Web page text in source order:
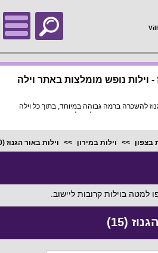
- וילות נופש מומלצות באתר וילה
להשכרה ברמה גבוהה במיוחד, בתוך כל וילה
פירוט מלא, תמונות HD והכי חשוב התאמה מלאה לסמארטפונים
בצפון וילות במירון וילות באור הגנוז (0)
למטה בוילות קרובות ליישוב.
(15)